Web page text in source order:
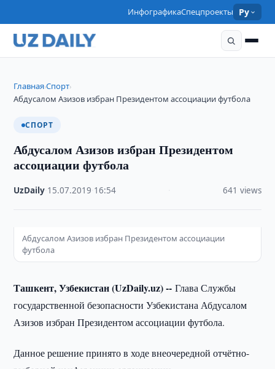
ИнфографикаСпецпроекты Ру
Главная›Спорт›
Абдусалом Азизов избран Президентом ассоциации футбола
СПОРТ
Абдусалом Азизов избран Президентом
ассоциации футбола
UzDaily 15.07.2019 16:54 641 views
Абдусалом Азизов избран Президентом ассоциации
футбола
Ташкент, Узбекистан (UzDaily.uz) -- Глава Службы
государственной безопасности Узбекистана Абдусалом
Азизов избран Президентом ассоциации футбола.
Данное решение принято в ходе внеочередной отчётно-